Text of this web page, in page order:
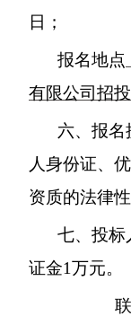
日；
报名地点
有限公司招
六、报名
人身份证、
资质的法律性
七、投标
证金1万元。